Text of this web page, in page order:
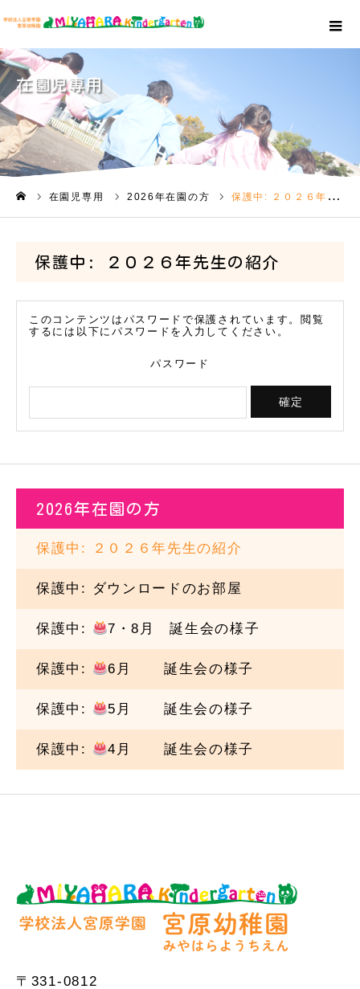
在園児専用
在園児専用 2026年在園の方 保護中: ２０２６年先生の紹介
保護中: ２０２６年先生の紹介
このコンテンツはパスワードで保護されています。閲覧
するには以下にパスワードを入力してください。
パスワード
2026年在園の方
保護中: ２０２６年先生の紹介
保護中: ダウンロードのお部屋
保護中: 7・8月 誕生会の様子
保護中: 6月 誕生会の様子
保護中: 5月 誕生会の様子
保護中: 4月 誕生会の様子
〒331-0812